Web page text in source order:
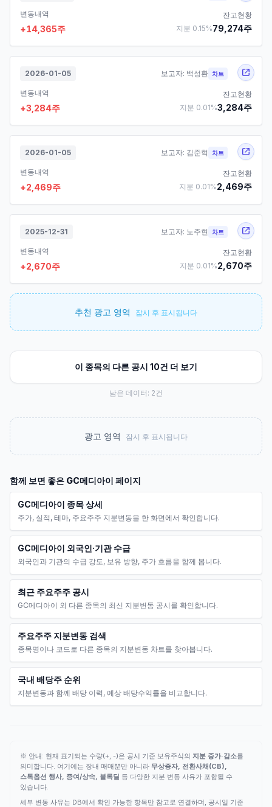
변동내역
+14,365주
잔고현황
지분 0.15%79,274주
2026-01-05 보고자: 백성환 차트
변동내역
+3,284주
잔고현황
지분 0.01%3,284주
2026-01-05 보고자: 김준혁 차트
변동내역
+2,469주
잔고현황
지분 0.01%2,469주
2025-12-31 보고자: 노주현 차트
변동내역
+2,670주
잔고현황
지분 0.01%2,670주
추천 광고 영역 잠시 후 표시됩니다
이 종목의 다른 공시 10건 더 보기
남은 데이터: 2건
광고 영역 잠시 후 표시됩니다
함께 보면 좋은 GC메디아이 페이지
GC메디아이 종목 상세
주가, 실적, 테마, 주요주주 지분변동을 한 화면에서 확인합니다.
GC메디아이 외국인·기관 수급
외국인과 기관의 수급 강도, 보유 방향, 주가 흐름을 함께 봅니다.
최근 주요주주 공시
GC메디아이 외 다른 종목의 최신 지분변동 공시를 확인합니다.
주요주주 지분변동 검색
종목명이나 코드로 다른 종목의 지분변동 차트를 찾아봅니다.
국내 배당주 순위
지분변동과 함께 배당 이력, 예상 배당수익률을 비교합니다.
※ 안내: 현재 표기되는 수량(+, -)은 공시 기준 보유주식의 지분 증가·감소를
의미합니다. 여기에는 장내 매매뿐만 아니라 무상증자, 전환사채(CB),
스톡옵션 행사, 증여/상속, 블록딜 등 다양한 지분 변동 사유가 포함될 수
있습니다.
세부 변동 사유는 DB에서 확인 가능한 항목만 참고로 연결하며, 공시일 기준